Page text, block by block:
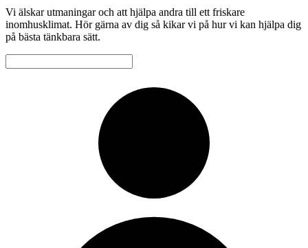
Vi älskar utmaningar och att hjälpa andra till ett friskare
inomhusklimat. Hör gärna av dig så kikar vi på hur vi kan hjälpa dig
på bästa tänkbara sätt.